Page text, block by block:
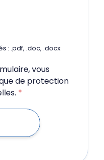
: .pdf, .doc, .docx
vous
de protection
*